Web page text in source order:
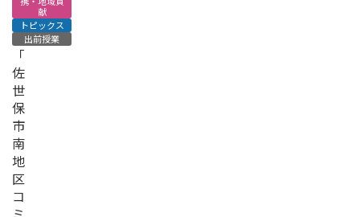
献
トピックス
出前授業
「
佐
世
保
市
南
地
区
コ